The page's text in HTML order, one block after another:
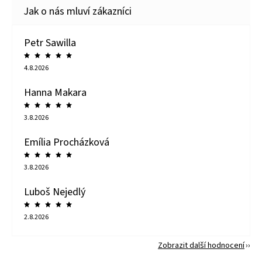
Petr Sawilla
4.8.2026
Hanna Makara
3.8.2026
Emília Procházková
3.8.2026
Luboš Nejedlý
2.8.2026
Zobrazit další hodnocení